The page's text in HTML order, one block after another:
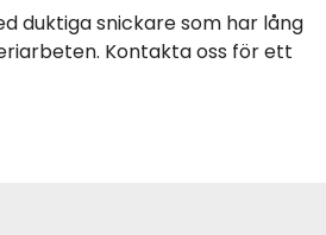
duktiga snickare som har lång
Kontakta oss för ett